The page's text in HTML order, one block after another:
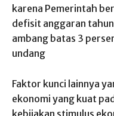
karena Pemerintah
defisit anggaran
ambang batas 3
undang
Faktor kunci lainnya
ekonomi yang kuat
kebijakan stimulus